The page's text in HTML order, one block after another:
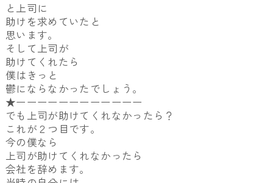
と上司に
助けを求めていたと
思います。
そして上司が
助けてくれたら
僕はきっと
鬱にならなかったでしょう。
★ーーーーーーーーーーーー
でも上司が助けてくれなかったら？
これが２つ目です。
今の僕なら
上司が助けてくれなかったら
会社を辞めます。